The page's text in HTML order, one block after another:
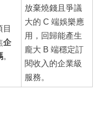
目
企
。
放棄燒錢且爭議
大的 C 端娛樂應
用，回歸能產生
龐大 B 端穩定訂
閱收入的企業級
服務。